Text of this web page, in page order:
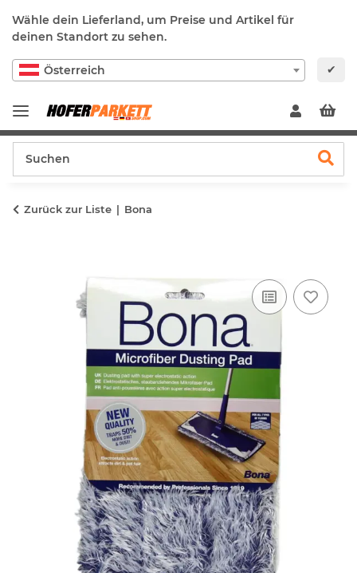
Wähle dein Lieferland, um Preise und Artikel für
deinen Standort zu sehen.
Österreich ✔
Zurück zur Liste Bona